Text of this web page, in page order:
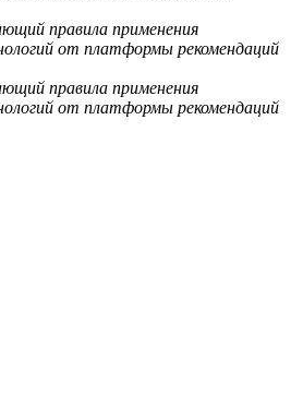
правила применения
от платформы рекомендаций
правила применения
от платформы рекомендаций